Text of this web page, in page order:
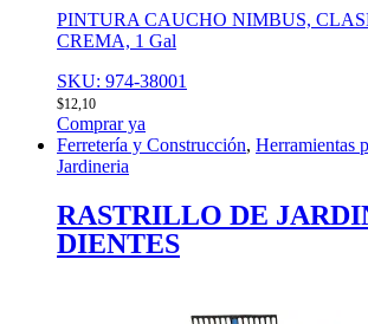
PINTURA CAUCHO NIMBUS,
CREMA, 1 Gal
SKU: 974-38001
$12,10
Comprar ya
Ferretería y Construcción, Herramientas
Jardineria
RASTRILLO DE
DIENTES